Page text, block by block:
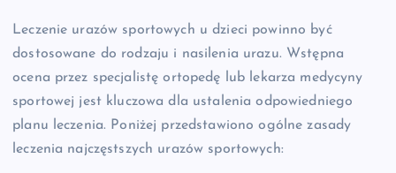
Leczenie urazów sportowych u dzieci powinno być
dostosowane do rodzaju i nasilenia urazu. Wstępna
ocena przez specjalistę ortopedę lub lekarza medycyny
sportowej jest kluczowa dla ustalenia odpowiedniego
planu leczenia. Poniżej przedstawiono ogólne zasady
leczenia najczęstszych urazów sportowych: